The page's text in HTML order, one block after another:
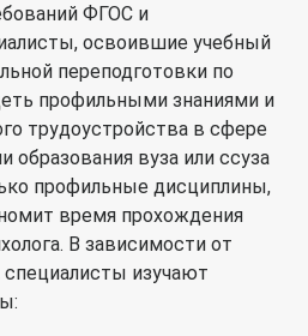
ФГОС и
освоившие учебный
переподготовки по
профильными знаниями и
трудоустройства в сфере
образования вуза или ссуза
профильные дисциплины,
время прохождения
В зависимости от
изучают